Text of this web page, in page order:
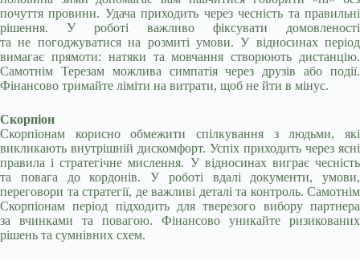
почуття провини. Удача приходить через чесність та правильні
рішення. У роботі важливо фіксувати домовленості
та не погоджуватися на розмиті умови. У відносинах період
вимагає прямоти: натяки та мовчання створюють дистанцію.
Самотнім Терезам можлива симпатія через друзів або події.
Фінансово тримайте ліміти на витрати, щоб не йти в мінус.
Скорпіон
Скорпіонам корисно обмежити спілкування з людьми, які
викликають внутрішній дискомфорт. Успіх приходить через ясні
правила і стратегічне мислення. У відносинах виграє чесність
та повага до кордонів. У роботі вдалі документи, умови,
переговори та стратегії, де важливі деталі та контроль. Самотнім
Скорпіонам період підходить для тверезого вибору партнера
за вчинками та повагою. Фінансово уникайте ризикованих
рішень та сумнівних схем.